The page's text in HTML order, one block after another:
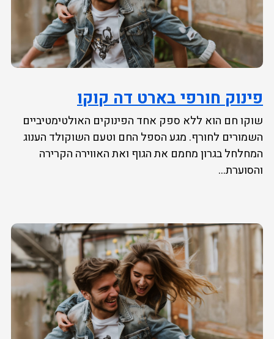
פינוק חורפי בארט דה קוקו
שוקו חם הוא ללא ספק אחד הפינוקים האולטימטיביים
השמורים לחורף. מגע הספל החם וטעם השוקולד הענוג
המחלחל בגרון מחמם את הגוף ואת האווירה הקרירה
והסוערת...